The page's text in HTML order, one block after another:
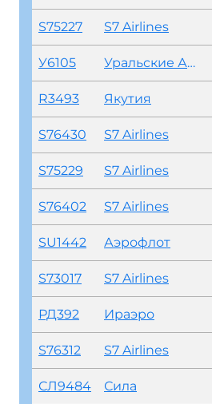
S75227 S7 Airlines
У6105 Уральские Авиалинии
R3493 Якутия
S76430 S7 Airlines
S75229 S7 Airlines
S76402 S7 Airlines
SU1442 Аэрофлот
S73017 S7 Airlines
РД392 Ираэро
S76312 S7 Airlines
СЛ9484 Сила